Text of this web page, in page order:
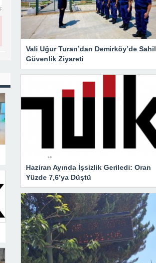
Vali Uğur Turan’dan Demirköy’de Sahil
Güvenlik Ziyareti
Haziran Ayında İşsizlik Geriledi: Oran
Yüzde 7,6’ya Düştü